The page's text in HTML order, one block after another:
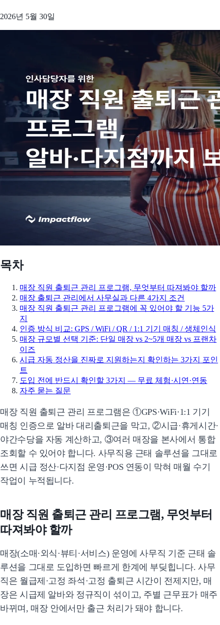
2026년 5월 30일
목차
매장 직원 출퇴근 관리 프로그램, 무엇부터 따져봐야 할까
매장 출퇴근 관리에서 사무실과 다른 4가지 조건
매장 직원 출퇴근 관리 프로그램에 꼭 있어야 할 기능 5가
지
인증 방식 비교: GPS / WiFi / QR / 1:1 기기 매칭 / 생체인식
매장 규모별 선택 기준: 단일 매장 vs 2~5개 매장 vs 프랜차
이즈
시급 자동 정산을 진짜로 지원하는지 확인하는 3가지 포인
트
도입 전에 반드시 확인할 3가지 — 무료 체험·시연·연동
자주 묻는 질문
매장 직원 출퇴근 관리 프로그램은 ①GPS·WiFi·1:1 기기
매칭 인증으로 알바 대리출퇴근을 막고, ②시급·휴게시간·
야간수당을 자동 계산하고, ③여러 매장을 본사에서 통합
조회할 수 있어야 합니다. 사무직용 근태 솔루션을 그대로
쓰면 시급 정산·다지점 운영·POS 연동이 막혀 매월 수기
작업이 누적됩니다.
매장 직원 출퇴근 관리 프로그램, 무엇부터
따져봐야 할까
매장(소매·외식·뷰티·서비스) 운영에 사무직 기준 근태 솔
루션을 그대로 도입하면 빠르게 한계에 부딪힙니다. 사무
직은 월급제·고정 좌석·고정 출퇴근 시간이 전제지만, 매
장은 시급제 알바와 정규직이 섞이고, 주별 근무표가 매주
바뀌며, 매장 안에서만 출근 처리가 돼야 합니다.